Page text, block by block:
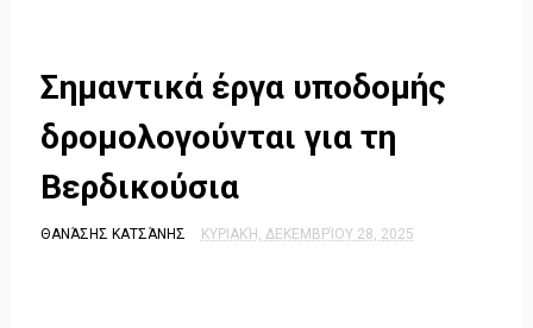
Σημαντικά έργα υποδομής
δρομολογούνται για τη
Βερδικούσια
ΘΑΝΆΣΗΣ ΚΑΤΣΆΝΗΣ ΚΥΡΙΑΚΉ, ΔΕΚΕΜΒΡΊΟΥ 28, 2025